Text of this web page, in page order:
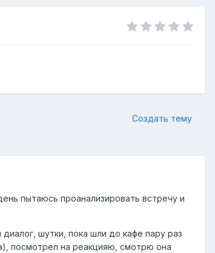
Создать тему
пытаюсь проанализировать встречу и
шутки, пока шли до кафе пару раз
посмотрел на реакцияю, смотрю она